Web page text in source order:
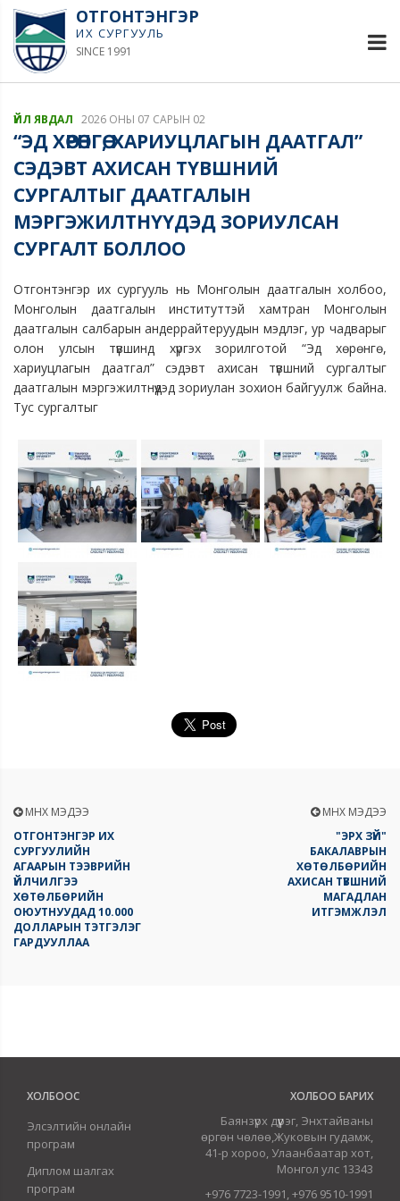
ОТГОНТЭНГЭР
ИХ СУРГУУЛЬ
SINCE 1991
ҮЙЛ ЯВДАЛ 2026 ОНЫ 07 САРЫН 02
“ЭД ХӨРӨНГӨ, ХАРИУЦЛАГЫН ДААТГАЛ”
СЭДЭВТ АХИСАН ТҮВШНИЙ
СУРГАЛТЫГ ДААТГАЛЫН
МЭРГЭЖИЛТНҮҮДЭД ЗОРИУЛСАН
СУРГАЛТ БОЛЛОО
Отгонтэнгэр их сургууль нь Монголын даатгалын холбоо,
Монголын даатгалын институттэй хамтран Монголын
даатгалын салбарын андеррайтеруудын мэдлэг, ур чадварыг
олон улсын түвшинд хүргэх зорилготой “Эд хөрөнгө,
хариуцлагын даатгал” сэдэвт ахисан түвшний сургалтыг
даатгалын мэргэжилтнүүдэд зориулан зохион байгуулж байна.
Тус сургалтыг
ӨМНӨХ МЭДЭЭ
ОТГОНТЭНГЭР ИХ
СУРГУУЛИЙН
АГААРЫН ТЭЭВРИЙН
ҮЙЛЧИЛГЭЭ
ХӨТӨЛБӨРИЙН
ОЮУТНУУДАД 10.000
ДОЛЛАРЫН ТЭТГЭЛЭГ
ГАРДУУЛЛАА
ӨМНӨХ МЭДЭЭ
"ЭРХ ЗҮЙ"
БАКАЛАВРЫН
ХӨТӨЛБӨРИЙН
АХИСАН ТҮВШНИЙ
МАГАДЛАН
ИТГЭМЖЛЭЛ
ХОЛБООС
Элсэлтийн онлайн
програм
Диплом шалгах
програм
ХОЛБОО БАРИХ
Баянзүрх дүүрэг, Энхтайваны
өргөн чөлөө,Жуковын гудамж,
41-р хороо, Улаанбаатар хот,
Монгол улс 13343
+976 7723-1991, +976 9510-1991